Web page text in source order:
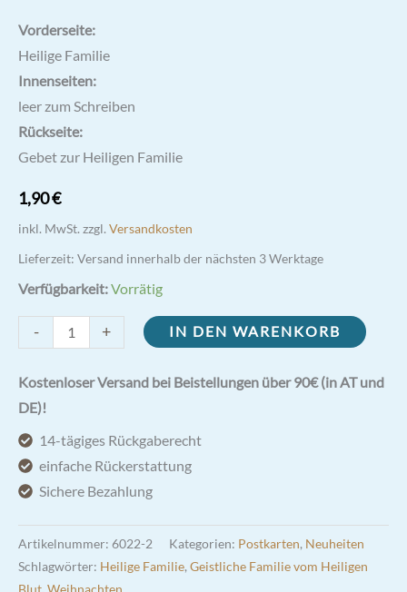
Vorderseite:
Heilige Familie
Innenseiten:
leer zum Schreiben
Rückseite:
Gebet zur Heiligen Familie
1,90€
inkl. MwSt. zzgl. Versandkosten
Lieferzeit: Versand innerhalb der nächsten 3 Werktage
Verfügbarkeit:Vorrätig
-
Familie
Doppelkarte
Menge
+ IN DEN WARENKORB
Kostenloser Versand bei Beistellungen über 90€ (in AT und
DE)!
14-tägiges Rückgaberecht
einfache Rückerstattung
Sichere Bezahlung
Artikelnummer: 6022-2 Kategorien: Postkarten, Neuheiten
Schlagwörter: Heilige Familie, Geistliche Familie vom Heiligen
Blut, Weihnachten